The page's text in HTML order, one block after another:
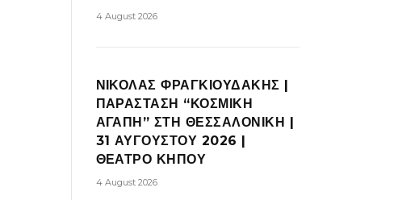
4 August 2026
ΝΙΚΟΛΑΣ ΦΡΑΓΚΙΟΥΔΑΚΗΣ |
ΠΑΡΑΣΤΑΣΗ “ΚΟΣΜΙΚΗ
ΑΓΑΠΗ” ΣΤΗ ΘΕΣΣΑΛΟΝΙΚΗ |
31 ΑΥΓΟΥΣΤΟΥ 2026 |
ΘΕΑΤΡΟ ΚΗΠΟΥ
4 August 2026